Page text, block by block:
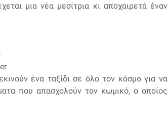
μια νέα μεσίτρια κι αποχαιρετά έναν
ένα ταξίδι σε όλο τον κόσμο για να
που απασχολούν τον κωμικό, ο οποίος